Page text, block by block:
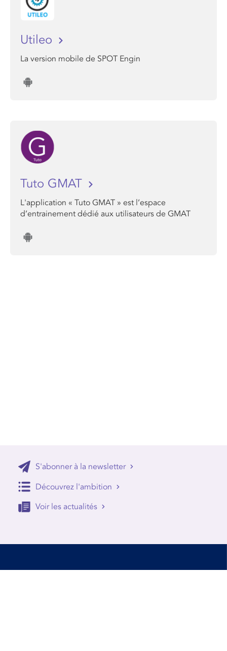
Utileo
La version mobile de SPOT Engin
Tuto GMAT
L'application « Tuto GMAT » est l’espace
d’entrainement dédié aux utilisateurs de GMAT
S'abonner à la newsletter
Découvrez l'ambition
Voir les actualités